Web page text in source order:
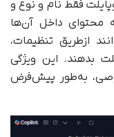
فقط نام و نوع و
محتوای داخل آن‌ها
ازطریق تنظیمات،
بدهند. این ویژگی
به‌طور پیش‌فرض